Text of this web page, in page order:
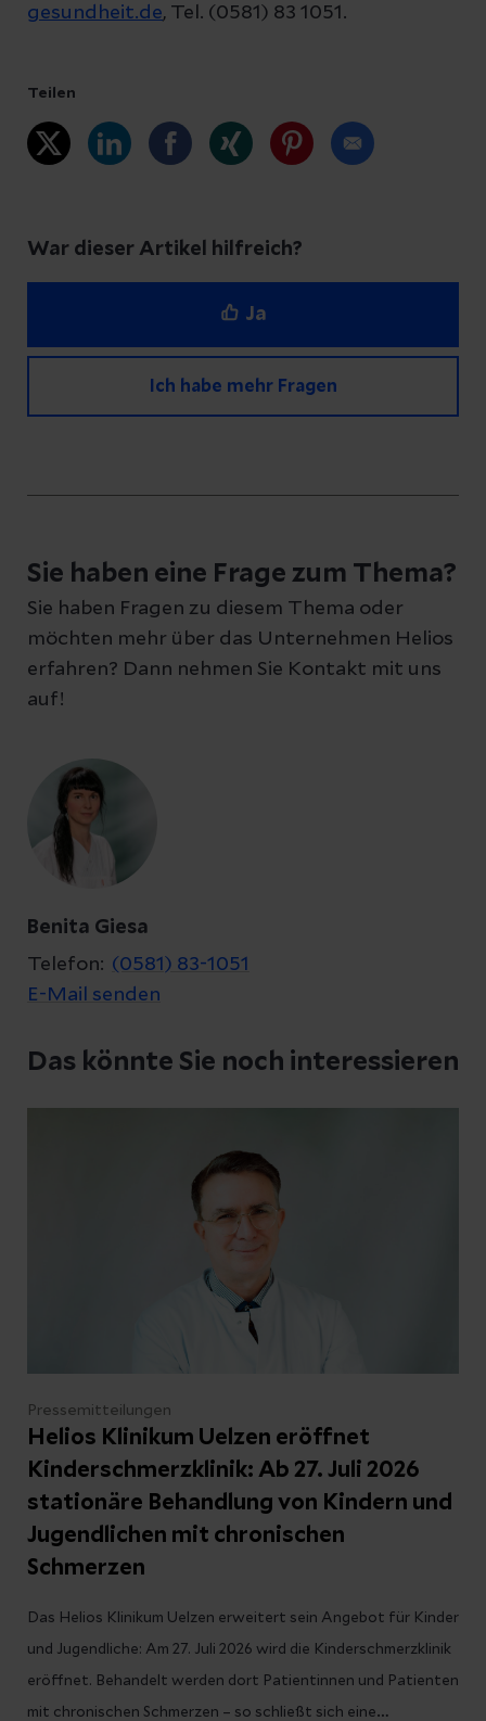
gesundheit.de, Tel. (0581) 83 1051.
Teilen
War dieser Artikel hilfreich?
Ja
Ich habe mehr Fragen
Schreiben Sie uns eine Nachricht und geben
Sie Ihre E-Mail-Adresse an, damit wir uns bei
Ihnen melden können
Abbrechen
Sie haben eine Frage zum Thema?
Sie haben Fragen zu diesem Thema oder
möchten mehr über das Unternehmen Helios
erfahren? Dann nehmen Sie Kontakt mit uns
auf!
Benita Giesa
Telefon: (0581) 83-1051
E-Mail senden
Das könnte Sie noch interessieren
Pressemitteilungen
Helios Klinikum Uelzen eröffnet
Kinderschmerzklinik: Ab 27. Juli 2026
stationäre Behandlung von Kindern und
Jugendlichen mit chronischen
Schmerzen
Das Helios Klinikum Uelzen erweitert sein Angebot für Kinder
und Jugendliche: Am 27. Juli 2026 wird die Kinderschmerzklinik
eröffnet. Behandelt werden dort Patientinnen und Patienten
mit chronischen Schmerzen – so schließt sich eine